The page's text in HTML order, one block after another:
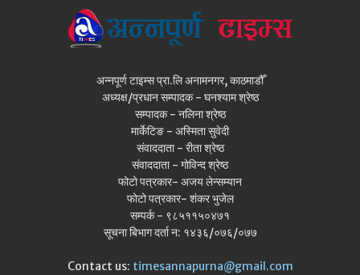
अन्नपूर्ण टाइम्स प्रा.लि अनामनगर, काठमाडौँ
अध्यक्ष/प्रधान सम्पादक - घनश्याम श्रेष्ठ
सम्पादक - नलिना श्रेष्ठ
मार्केटिङ - अस्मिता सुवेदी
संवाददाता - रीता श्रेष्ठ
संवाददाता - गोविन्द श्रेष्ठ
फोटो पत्रकार- अजय लेन्सम्यान
फोटो पत्रकार- शंकर भुजेल
सम्पर्क - ९८५११५०४७१
सूचना बिभाग दर्ता न: १४३६/०७६/०७७
Contact us: timesannapurna@gmail.com